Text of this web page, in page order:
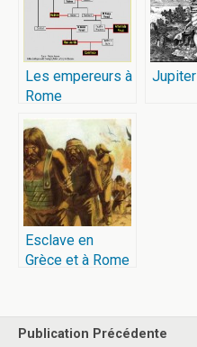
Les empereurs à
Rome
Jupiter
Esclave en
Grèce et à Rome
Publication Précédente